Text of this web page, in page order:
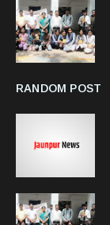
RANDOM POST